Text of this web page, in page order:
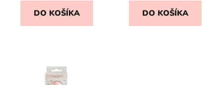
DO KOŠÍKA DO KOŠÍKA